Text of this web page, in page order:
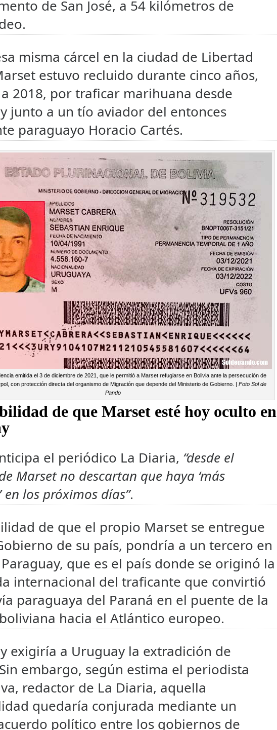
de San José, a 54 kilómetros de
misma cárcel en la ciudad de Libertad
estuvo recluido durante cinco años,
2018, por traficar marihuana desde
junto a un tío aviador del entonces
paraguayo Horacio Cartés.
emitida el 3 de diciembre de 2021, que le permitió a Marset refugiarse en Bolivia ante la persecución de
con protección directa del organismo de Migración que depende del Ministerio de Gobierno. | Foto Sol de
Pando
de que Marset esté hoy oculto en
el periódico La Diaria, “desde el
Marset no descartan que haya ‘más
en los próximos días”.
de que el propio Marset se entregue
de su país, pondría a un tercero en
que es el país donde se originó la
internacional del traficante que convirtió
paraguaya del Paraná en el puente de la
hacia el Atlántico europeo.
exigiría a Uruguay la extradición de
embargo, según estima el periodista
redactor de La Diaria, aquella
quedaría conjurada mediante un
político entre los gobiernos de